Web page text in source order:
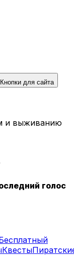
Кнопки для сайта
и выживанию
голос
Квесты